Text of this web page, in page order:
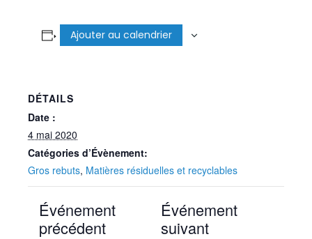
Ajouter au calendrier
DÉTAILS
Date :
4 mai 2020
Catégories d’Évènement:
Gros rebuts, Matières résiduelles et recyclables
Événement
précédent
Événement
suivant